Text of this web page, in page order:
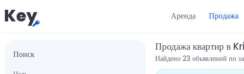
Key Аренда Продажа
Поиск
Продажа квартир
Найдено 23 объявлений по